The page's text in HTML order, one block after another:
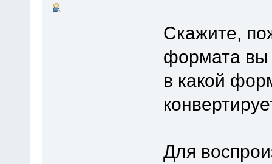
Скажите,
формата вы
в какой
Для